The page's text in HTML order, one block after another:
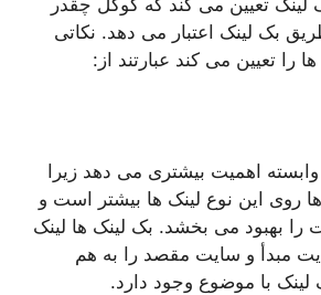
تعیین می کند که گوگل چقدر
بک لینک اعتبار می دهد. نکاتی
را تعیین می کند عبارتند از:
اهمیت بیشتری می دهد زیرا
ها روی این نوع لینک ها بیشتر است و
را بهبود می بخشد. بک لینک ها لینک
مبدأ و سایت مقصد را به هم
با موضوع وجود دارد.